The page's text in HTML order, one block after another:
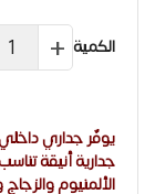
الكمية
جدارية أنيقة